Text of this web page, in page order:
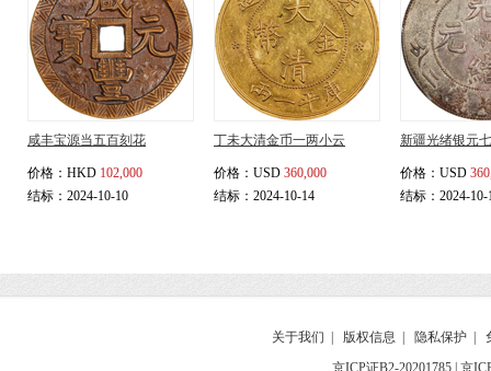
咸丰宝源当五百刻花
价格： HKD 102,000
结标：2024-10-10
丁未大清金币一两小云
价格： USD 360,000
结标：2024-10-14
新疆光绪银元
价格： USD
结标：2024-10-
关于我们 版权信息 隐私保护
京ICP证B2-20201785 京